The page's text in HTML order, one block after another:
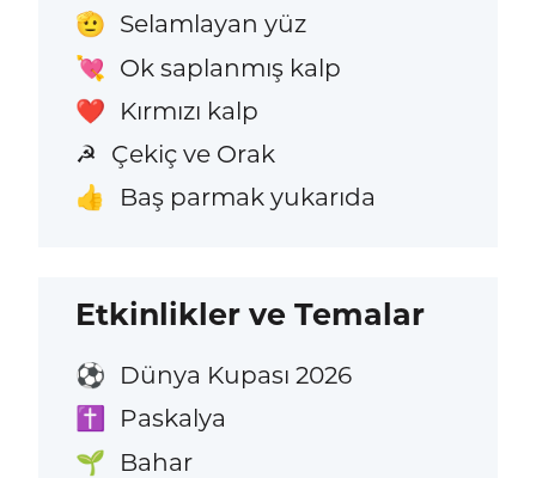
🫡 Selamlayan yüz
💘 Ok saplanmış kalp
❤️ Kırmızı kalp
☭ Çekiç ve Orak
👍 Baş parmak yukarıda
Etkinlikler ve Temalar
⚽ Dünya Kupası 2026
✝️ Paskalya
🌱 Bahar